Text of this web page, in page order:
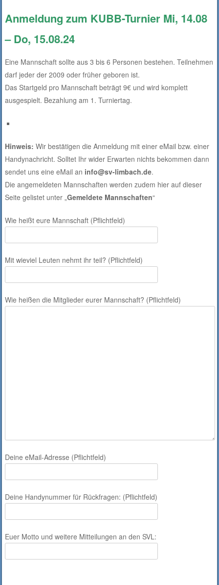
Anmeldung zum KUBB-Turnier Mi, 14.08
– Do, 15.08.24
Eine Mannschaft sollte aus 3 bis 6 Personen bestehen. Teilnehmen
darf jeder der 2009 oder früher geboren ist.
Das Startgeld pro Mannschaft beträgt 9€ und wird komplett
ausgespielt. Bezahlung am 1. Turniertag.
Hinweis: Wir bestätigen die Anmeldung mit einer eMail bzw. einer
Handynachricht. Solltet Ihr wider Erwarten nichts bekommen dann
sendet uns eine eMail an info@sv-limbach.de.
Die angemeldeten Mannschaften werden zudem hier auf dieser
Seite gelistet unter „Gemeldete Mannschaften“
Wie heißt eure Mannschaft (Pflichtfeld)
Mit wieviel Leuten nehmt ihr teil? (Pflichtfeld)
Wie heißen die Mitglieder eurer Mannschaft? (Pflichtfeld)
Deine eMail-Adresse (Pflichtfeld)
Deine Handynummer für Rückfragen: (Pflichtfeld)
Euer Motto und weitere Mitteilungen an den SVL: